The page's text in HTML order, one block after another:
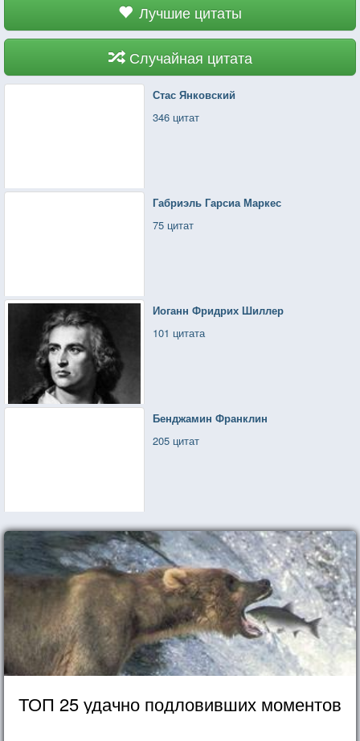
Лучшие цитаты
Случайная цитата
Стас Янковский
346 цитат
Габриэль Гарсиа Маркес
75 цитат
Иоганн Фридрих Шиллер
101 цитата
Бенджамин Франклин
205 цитат
ТОП 25 удачно подловивших моментов